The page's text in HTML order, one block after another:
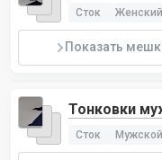
Сток Женский
Показать
Тонковки
Сток Мужской